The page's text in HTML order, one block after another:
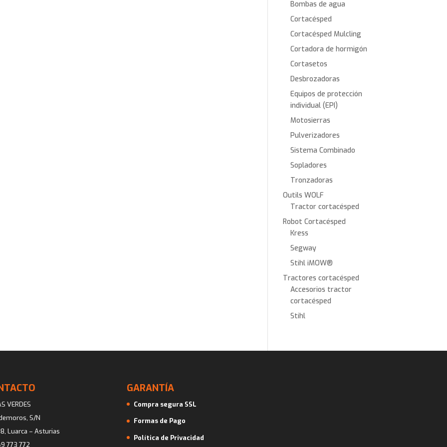
Bombas de agua
Cortacésped
Cortacésped Mulcling
Cortadora de hormigón
Cortasetos
Desbrozadoras
Equipos de protección
individual (EPI)
Motosierras
Pulverizadores
Sistema Combinado
Sopladores
Tronzadoras
Outils WOLF
Tractor cortacésped
Robot Cortacésped
Kress
Segway
Stihl iMOW®
Tractores cortacésped
Accesorios tractor
cortacésped
Stihl
VERDES
S/N
Luarca – Asturias
773 772
GARANTÍA
Compra segura SSL
Formas de Pago
Política de Privacidad